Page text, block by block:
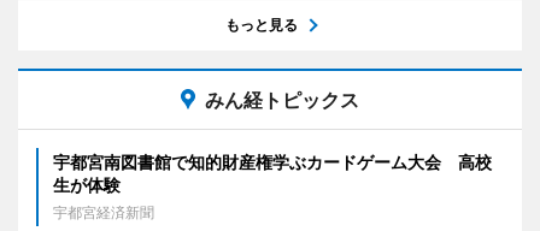
もっと見る
みん経トピックス
宇都宮南図書館で知的財産権学ぶカードゲーム大会 高校
生が体験
宇都宮経済新聞